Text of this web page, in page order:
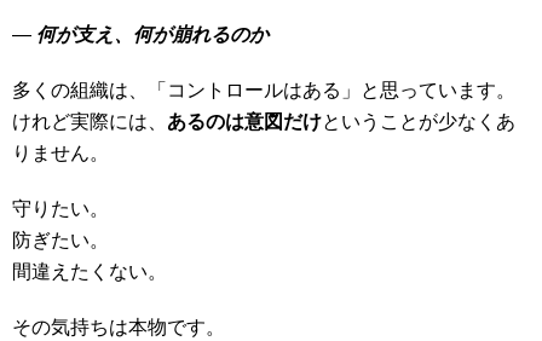
― 何が支え、何が崩れるのか
多くの組織は、「コントロールはある」と思っています。
けれど実際には、 あるのは意図だけということが少なくあ
りません。
守りたい。
防ぎたい。
間違えたくない。
その気持ちは本物です。